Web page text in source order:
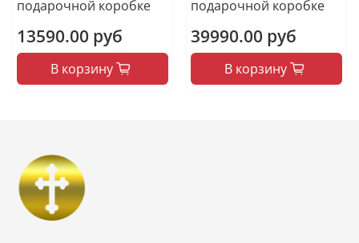
подарочной коробке
13590.00 руб
В корзину
подарочной коробке
39990.00 руб
В корзину